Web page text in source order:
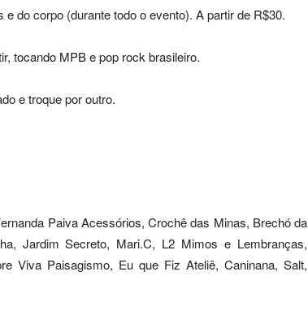
do corpo (durante todo o evento). A partir de R$30.
tocando MPB e pop rock brasileiro.
e troque por outro.
Paiva Acessórios, Crochê das Minas, Brechó da
Jardim Secreto, Mari.C, L2 Mimos e Lembranças,
Viva Paisagismo, Eu que Fiz Ateliê, Caninana, Salt,